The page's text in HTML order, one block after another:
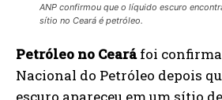
ANP confirmou que o líquido escuro
sítio no Ceará é petróleo.
Petróleo no Cearáfoi
Nacional do Petróleo depois
escuro apareceu em um sítio